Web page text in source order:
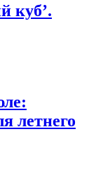
куб’.
летнего